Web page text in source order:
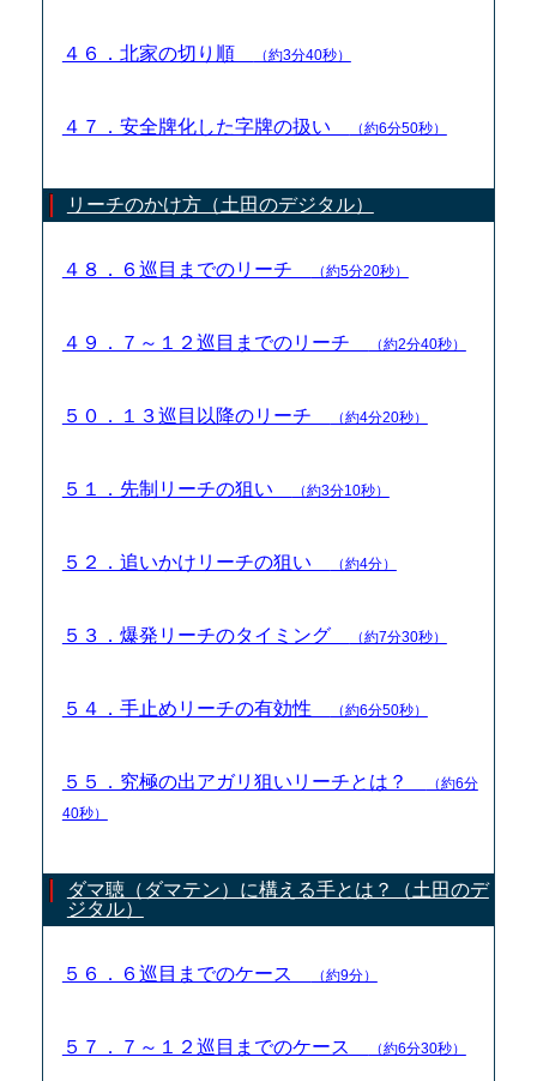
４６．北家の切り順 （約3分40秒）
４７．安全牌化した字牌の扱い （約6分50秒）
リーチのかけ方（土田のデジタル）
４８．６巡目までのリーチ （約5分20秒）
４９．７～１２巡目までのリーチ （約2分40秒）
５０．１３巡目以降のリーチ （約4分20秒）
５１．先制リーチの狙い （約3分10秒）
５２．追いかけリーチの狙い （約4分）
５３．爆発リーチのタイミング （約7分30秒）
５４．手止めリーチの有効性 （約6分50秒）
５５．究極の出アガリ狙いリーチとは？
（約6分
40秒）
ダマ聴（ダマテン）に構える手とは？（土田のデ
ジタル）
５６．６巡目までのケース （約9分）
５７．７～１２巡目までのケース （約6分30秒）